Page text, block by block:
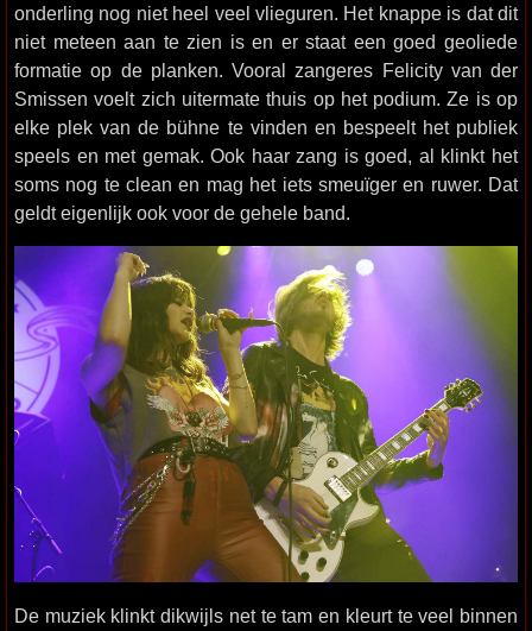
onderling nog niet heel veel vlieguren. Het knappe is dat dit
niet meteen aan te zien is en er staat een goed geoliede
formatie op de planken. Vooral zangeres Felicity van der
Smissen voelt zich uitermate thuis op het podium. Ze is op
elke plek van de bühne te vinden en bespeelt het publiek
speels en met gemak. Ook haar zang is goed, al klinkt het
soms nog te clean en mag het iets smeuïger en ruwer. Dat
geldt eigenlijk ook voor de gehele band.
De muziek klinkt dikwijls net te tam en kleurt te veel binnen